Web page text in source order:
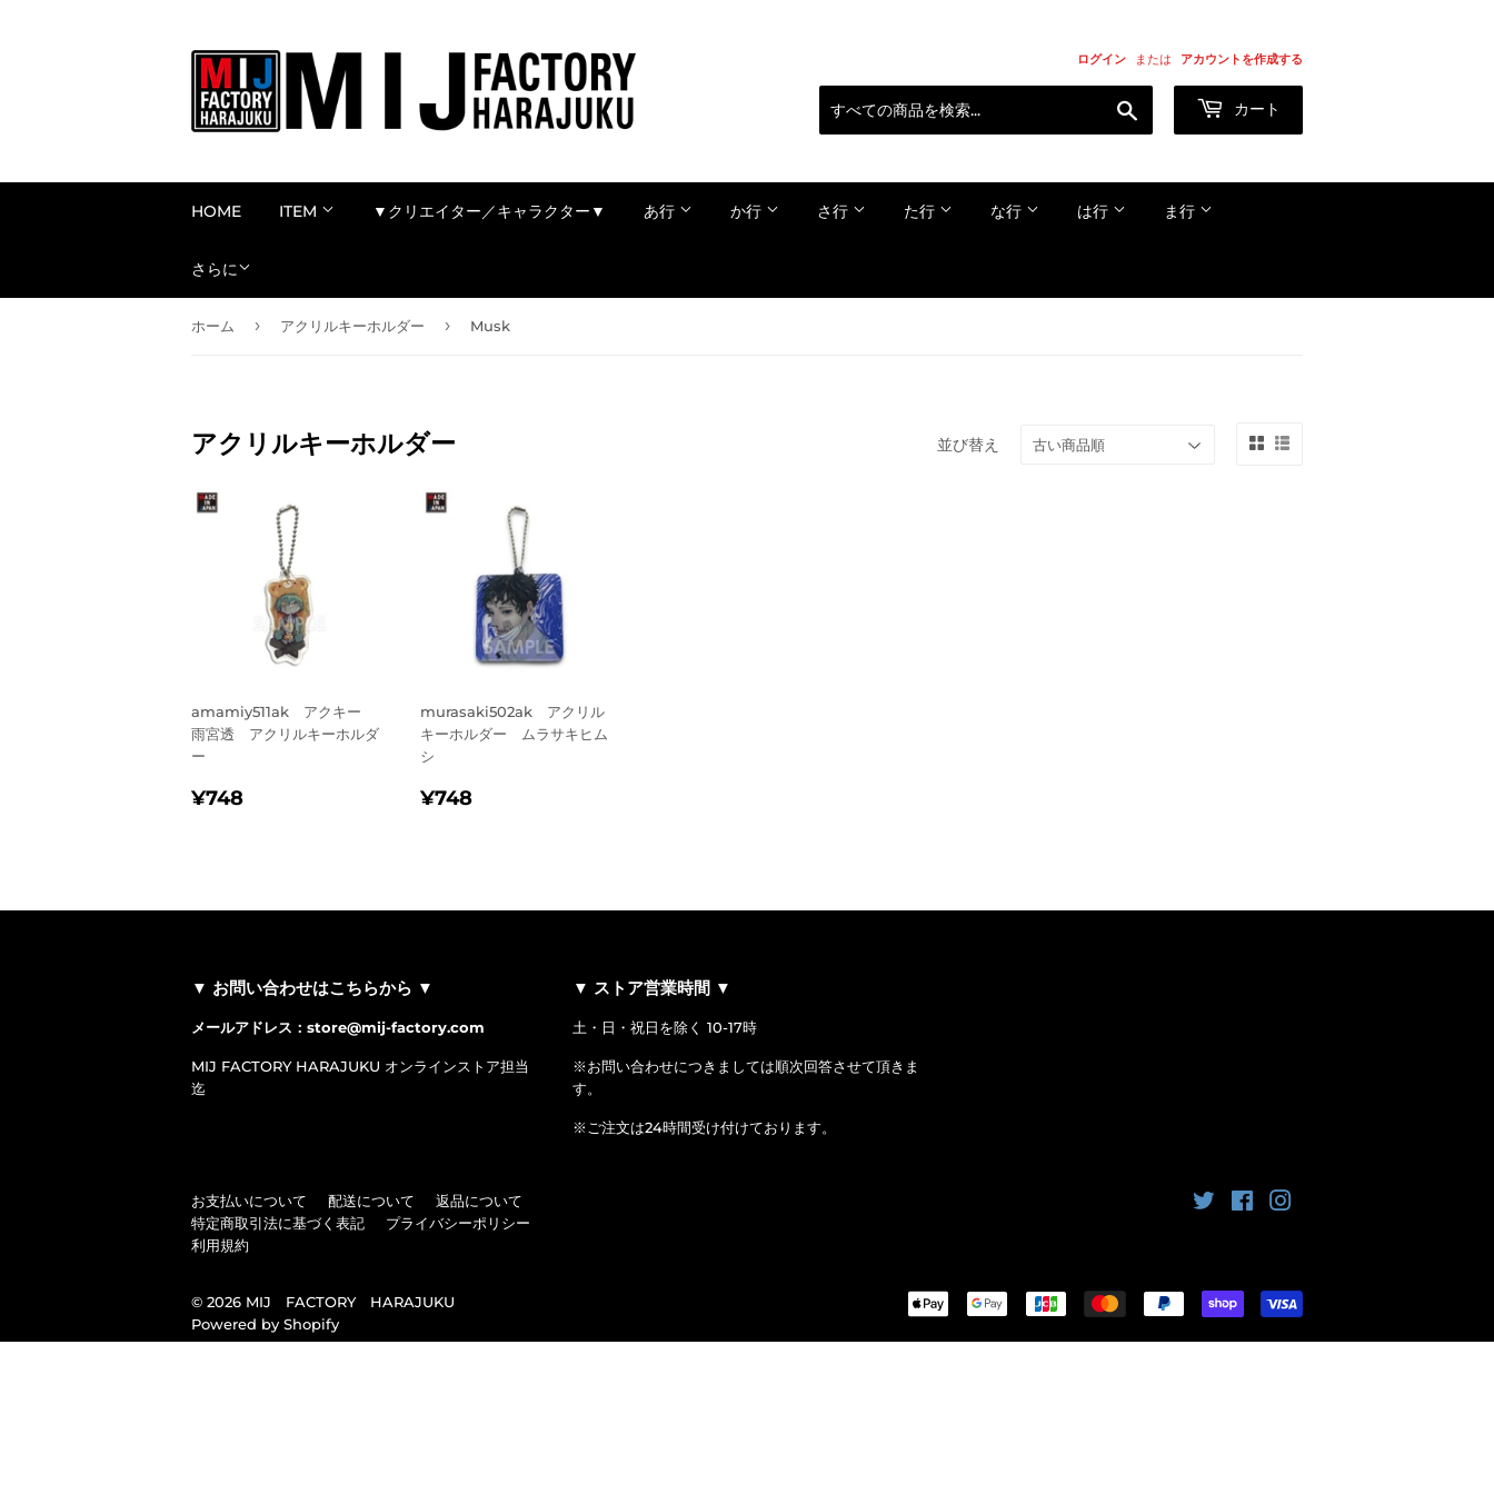
ログイン または アカウントを作成する
カート
HOME ITEM ▼クリエイター／キャラクター▼ あ行 か行 さ行 た行 な行 は行 ま行
さらに
ホーム › アクリルキーホルダー › Musk
アクリルキーホルダー 並び替え
amamiy511ak アクキー
雨宮透 アクリルキーホルダ
ー
通
¥748
murasaki502ak アクリル
キーホルダー ムラサキヒム
シ
通
¥748
▼ お問い合わせはこちらから ▼
メールアドレス：store@mij-factory.com
MIJ FACTORY HARAJUKU オンラインストア担当
迄
▼ ストア営業時間 ▼
土・日・祝日を除く 10-17時
※お問い合わせにつきましては順次回答させて頂きま
す。
※ご注文は24時間受け付けております。
お支払いについて 配送について
返品について
特定商取引法に基づく表記
プライバシーポリシー
利用規約
Twitter Facebook
© 2026 MIJ FACTORY HARAJUKU
Powered by Shopify
払